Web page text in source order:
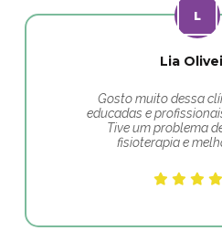
Lia
Gosto muito dessa
educadas e
Tive um problema
fisioterapia e